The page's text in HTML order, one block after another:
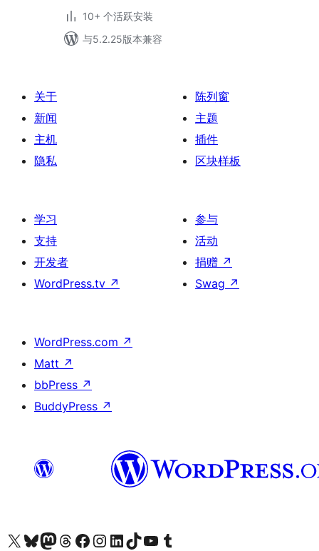
10+ 个活跃安装
与5.2.25版本兼容
关于
新闻
主机
隐私
陈列窗
主题
插件
区块样板
学习
支持
开发者
WordPress.tv ↗
参与
活动
捐赠 ↗
Swag ↗
WordPress.com ↗
Matt ↗
bbPress ↗
BuddyPress ↗
关注我们的 X（原 Twitter）账号访问我们的 Bluesky 账号关注我们的 Mastodon 账号访问我们的 Threads 账号 访问我们的 Facebook 公共主页关注我们的 Instagram 账号 关注我们的 LinkedIn 主页访问我们的 TikTok 账号访问我们的 YouTube 频道 访问我们的 Tumblr 账号